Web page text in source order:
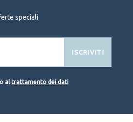
speciali
ISCRIVITI
altrattamento dei dati